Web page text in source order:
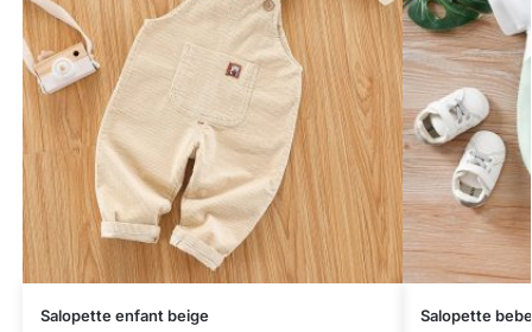
Salopette enfant beige Salopette